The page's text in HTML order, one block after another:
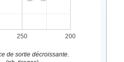
250 200
de sortie décroissante.